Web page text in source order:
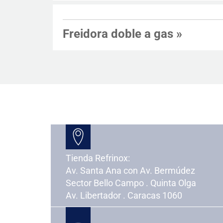
Freidora doble a gas »
Tienda Refrinox:
Av. Santa Ana con Av. Bermúdez
Sector Bello Campo . Quinta Olga
Av. Libertador . Caracas 1060